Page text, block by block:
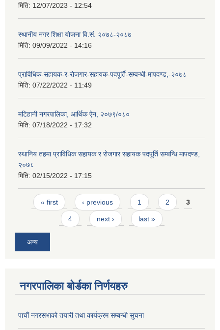
मिति: 12/07/2023 - 12:54
स्थानीय नगर शिक्षा योजना वि‍.सं. २०७८-२०८७
मिति: 09/09/2022 - 14:16
प्राविधिक-सहायक-र-रोजगार-सहायक-पदपूर्ति-सम्वन्धी-मापदण्ड,-२०७८
मिति: 07/22/2022 - 11:49
मटिहानी नगरपालिका, आर्थिक ऐन, २०७९/०८०
मिति: 07/18/2022 - 17:32
स्थानिय तहमा प्राविधिक सहायक र रोजगार सहायक पदपूर्ति सम्बन्धि मापदण्ड,
२०७८
मिति: 02/15/2022 - 17:15
Pages
« first ‹ previous 1 2 3
4 next › last »
अन्य
नगरपालिका बोर्डका निर्णयहरु
पाचाैं नगरसभाको तयारी तथा कार्यक्रम सम्बन्धी सुचना